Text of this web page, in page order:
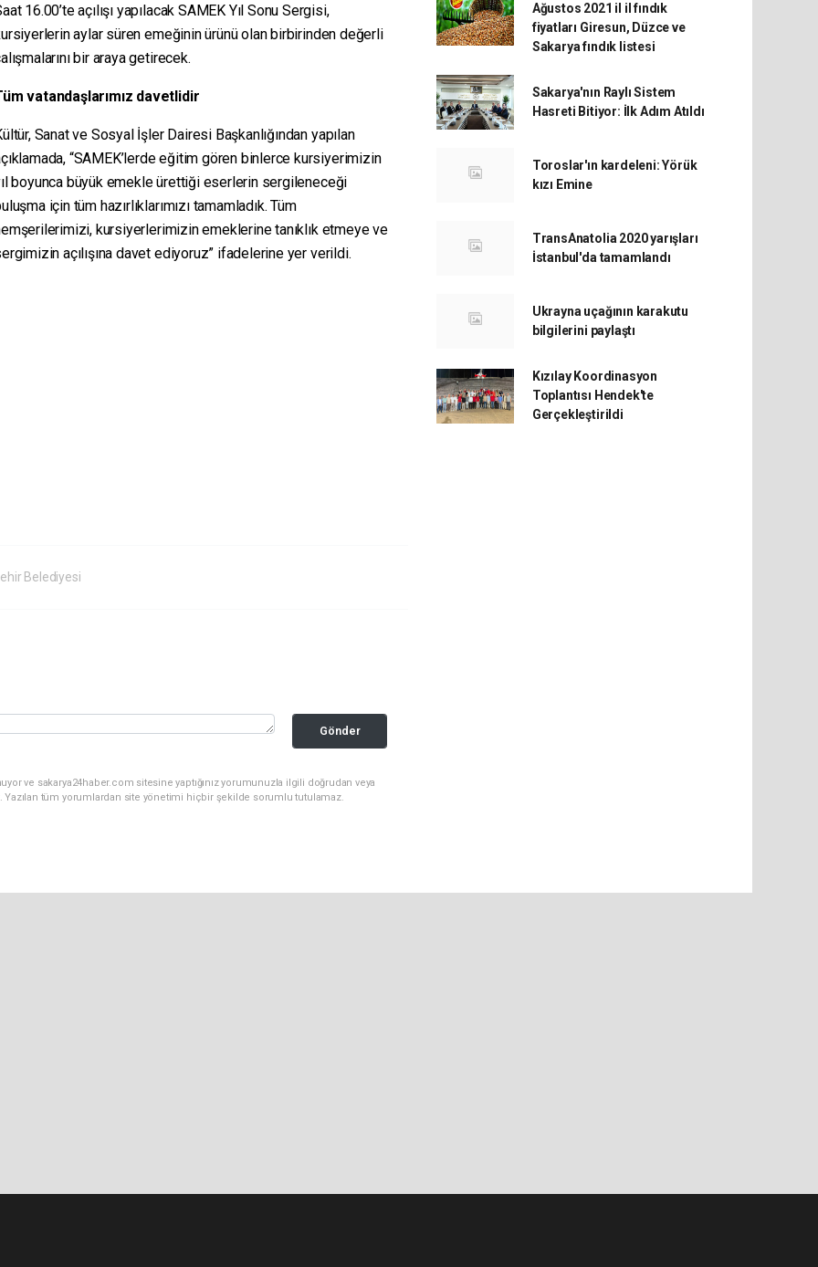
16.00’te açılışı yapılacak SAMEK Yıl Sonu Sergisi,
aylar süren emeğinin ürünü olan birbirinden değerli
bir araya getirecek.
vatandaşlarımız davetlidir
Sanat ve Sosyal İşler Dairesi Başkanlığından yapılan
“SAMEK’lerde eğitim gören binlerce kursiyerimizin
boyunca büyük emekle ürettiği eserlerin sergileneceği
için tüm hazırlıklarımızı tamamladık. Tüm
kursiyerlerimizin emeklerine tanıklık etmeye ve
açılışına davet ediyoruz” ifadelerine yer verildi.
Belediyesi
Gönder
ve sakarya24haber.com sitesine yaptığınız yorumunuzla ilgili doğrudan veya
Yazılan tüm yorumlardan site yönetimi hiçbir şekilde sorumlu tutulamaz.
Ağustos 2021 il il fındık
fiyatları Giresun, Düzce ve
Sakarya fındık listesi
Sakarya'nın Raylı Sistem
Hasreti Bitiyor: İlk Adım Atıldı
Toroslar'ın kardeleni: Yörük
kızı Emine
TransAnatolia 2020 yarışları
İstanbul'da tamamlandı
Ukrayna uçağının karakutu
bilgilerini paylaştı
Kızılay Koordinasyon
Toplantısı Hendek'te
Gerçekleştirildi